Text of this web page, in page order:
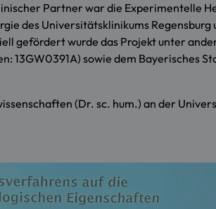
Partner war die Experimentelle
des Universitätsklinikums
gefördert wurde das Projekt unter
13GW0391A) sowie dem Bayerisches
(Dr. sc. hum.) an der